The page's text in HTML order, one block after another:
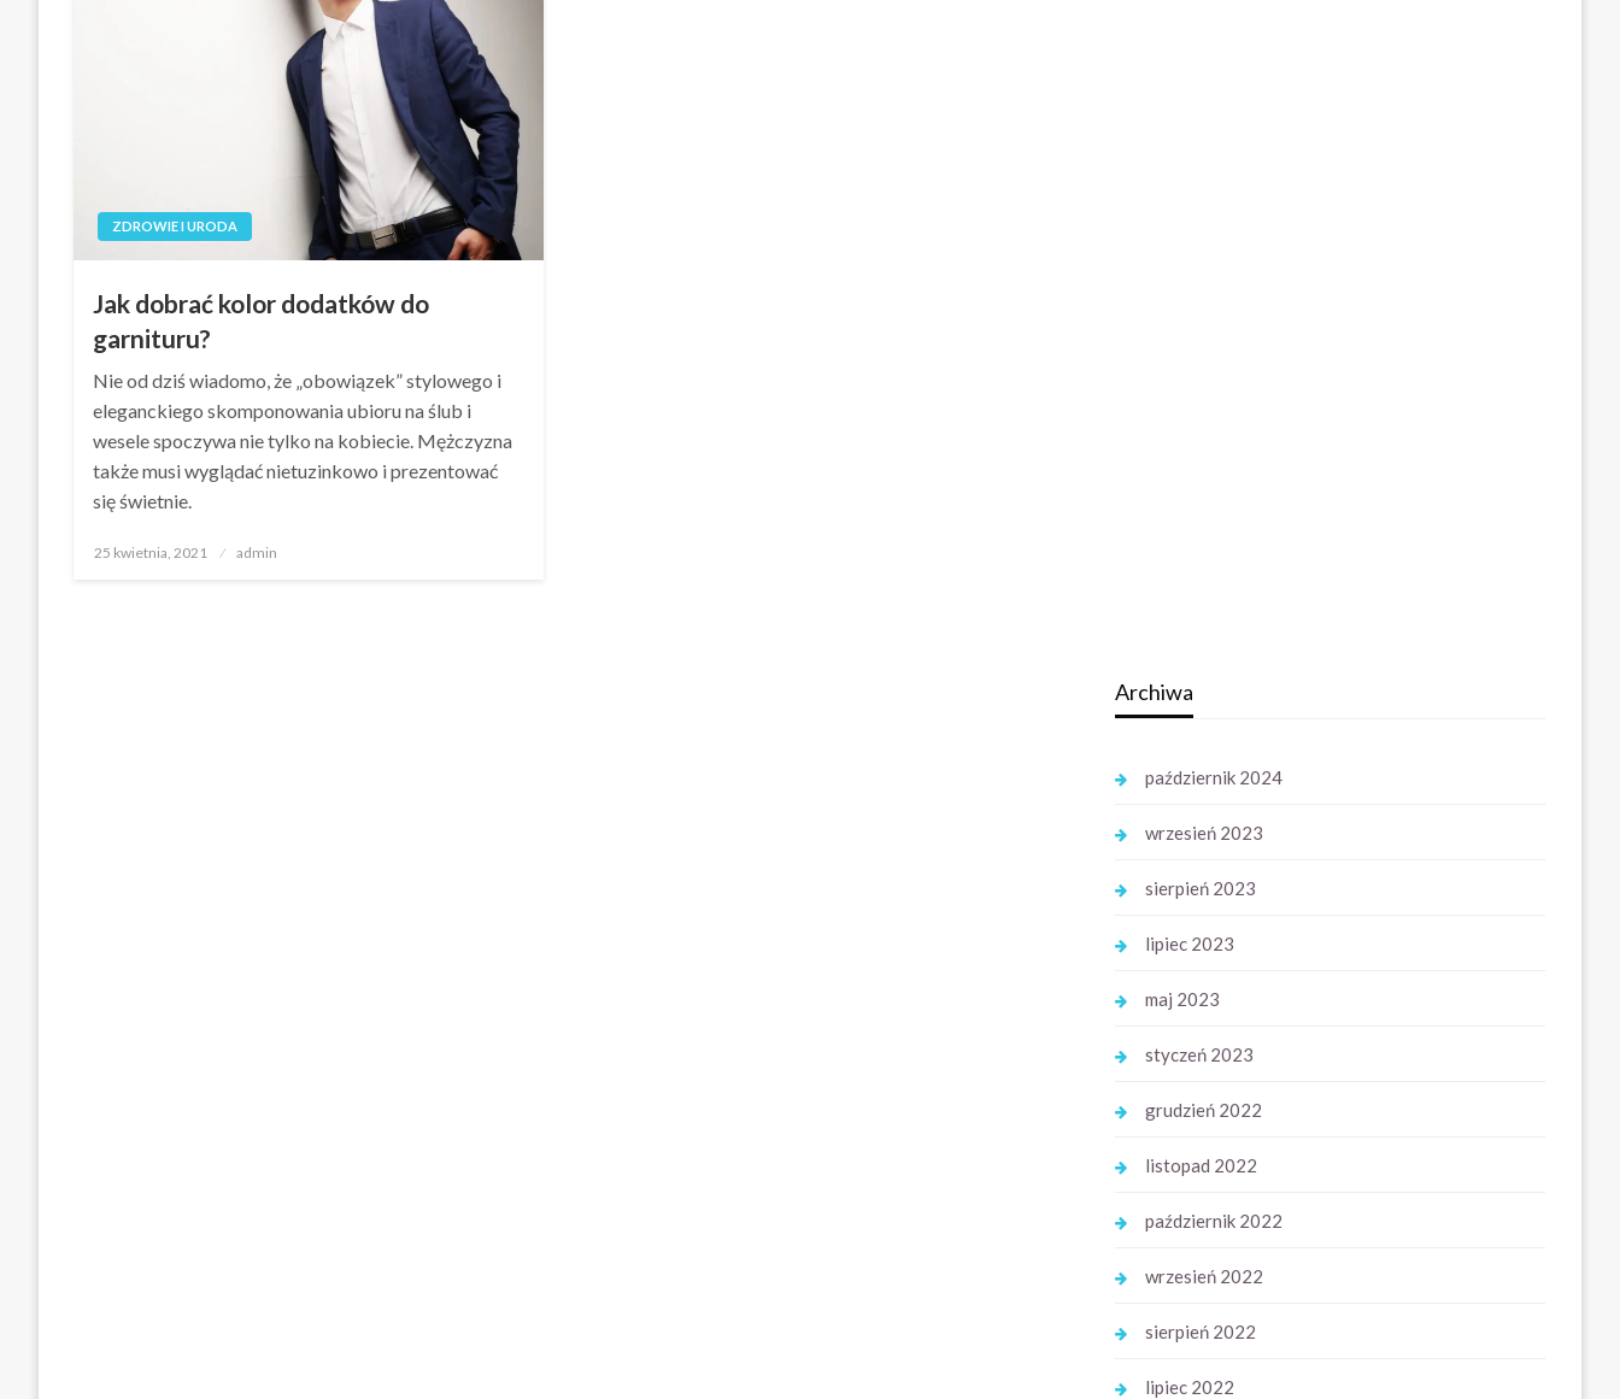
ZDROWIE I URODA
Jak dobrać kolor dodatków do
garnituru?
Nie od dziś wiadomo, że „obowiązek” stylowego i
eleganckiego skomponowania ubioru na ślub i
wesele spoczywa nie tylko na kobiecie. Mężczyzna
także musi wyglądać nietuzinkowo i prezentować
się świetnie.
Opublikowane
25 kwietnia, 2021 admin
Archiwa
październik 2024
wrzesień 2023
sierpień 2023
lipiec 2023
maj 2023
styczeń 2023
grudzień 2022
listopad 2022
październik 2022
wrzesień 2022
sierpień 2022
lipiec 2022